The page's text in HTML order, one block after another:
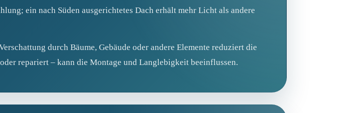
ein nach Süden ausgerichtetes Dach erhält mehr Licht als andere
durch Bäume, Gebäude oder andere Elemente reduziert die
repariert – kann die Montage und Langlebigkeit beeinflussen.